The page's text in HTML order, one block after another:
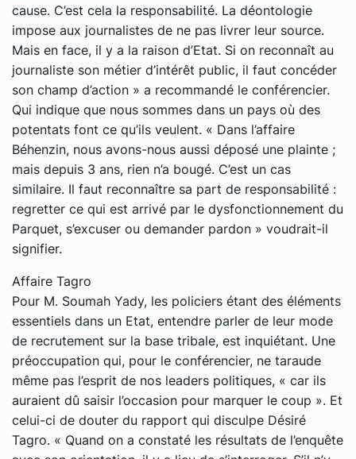
cause. C’est cela la responsabilité. La déontologie
impose aux journalistes de ne pas livrer leur source.
Mais en face, il y a la raison d’Etat. Si on reconnaît au
journaliste son métier d’intérêt public, il faut concéder
son champ d’action » a recommandé le conférencier.
Qui indique que nous sommes dans un pays où des
potentats font ce qu’ils veulent. « Dans l’affaire
Béhenzin, nous avons-nous aussi déposé une plainte ;
mais depuis 3 ans, rien n’a bougé. C’est un cas
similaire. Il faut reconnaître sa part de responsabilité :
regretter ce qui est arrivé par le dysfonctionnement du
Parquet, s’excuser ou demander pardon » voudrait-il
signifier.
Affaire Tagro
Pour M. Soumah Yady, les policiers étant des éléments
essentiels dans un Etat, entendre parler de leur mode
de recrutement sur la base tribale, est inquiétant. Une
préoccupation qui, pour le conférencier, ne taraude
même pas l’esprit de nos leaders politiques, « car ils
auraient dû saisir l’occasion pour marquer le coup ». Et
celui-ci de douter du rapport qui disculpe Désiré
Tagro. « Quand on a constaté les résultats de l’enquête